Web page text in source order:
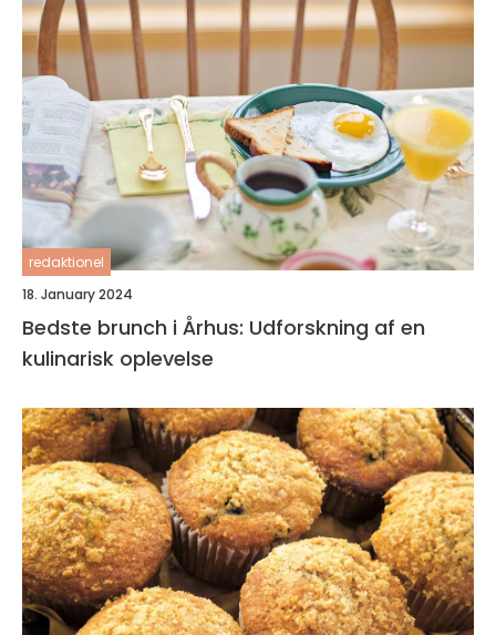
redaktionel
18. January 2024
Bedste brunch i Århus: Udforskning af en
kulinarisk oplevelse